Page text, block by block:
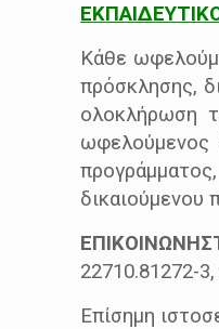
Κάθε
πρόσκλησης,
ολοκλήρωση
ωφελούμενος
22710.81272-
Επίσημη